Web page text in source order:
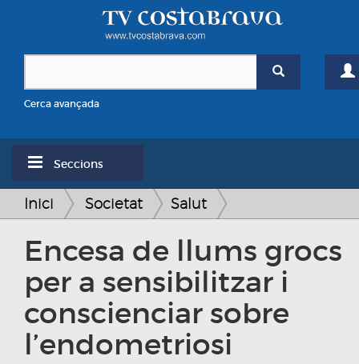
Cerca avançada
Seccions
Inici Societat Salut
Encesa de llums grocs
per a sensibilitzar i
conscienciar sobre
l’endometriosi